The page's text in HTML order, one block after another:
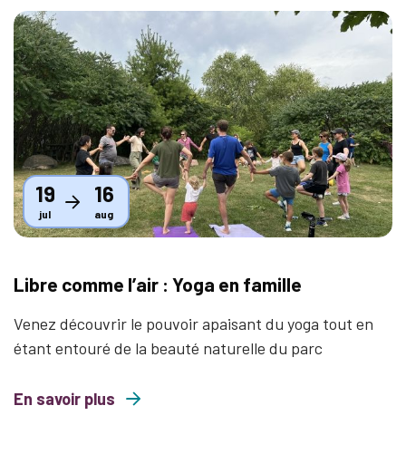
Thumbnail
19
jul
16
aug
Libre comme l’air : Yoga en famille
Venez découvrir le pouvoir apaisant du yoga tout en
étant entouré de la beauté naturelle du parc
En savoir plus
about Libre comme l’air : Yoga en famille